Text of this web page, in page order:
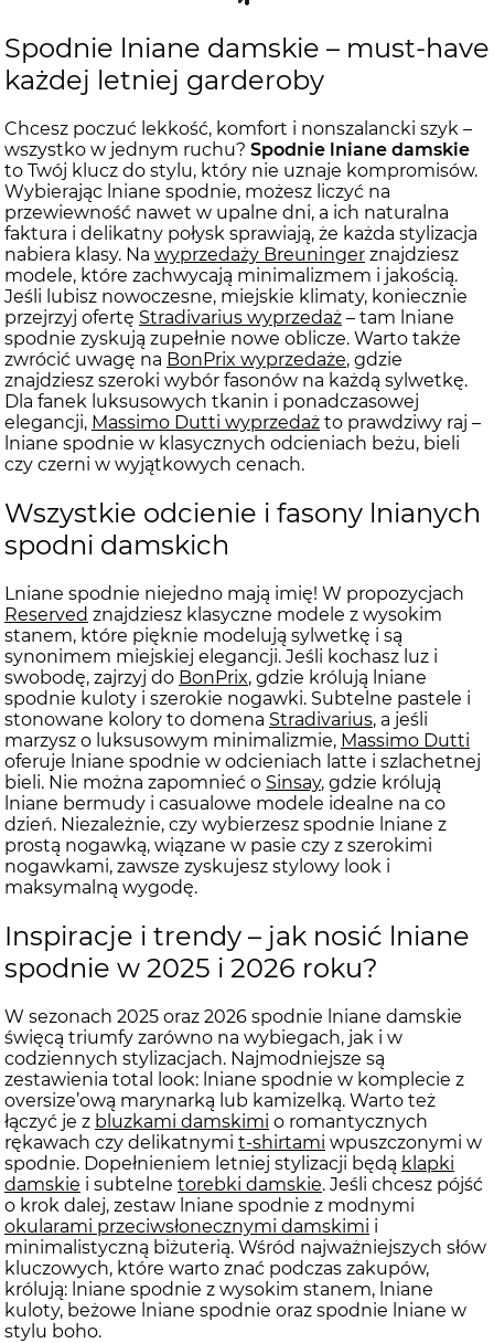
Spodnie lniane damskie – must-have
każdej letniej garderoby
Chcesz poczuć lekkość, komfort i nonszalancki szyk –
wszystko w jednym ruchu? Spodnie lniane damskie
to Twój klucz do stylu, który nie uznaje kompromisów.
Wybierając lniane spodnie, możesz liczyć na
przewiewność nawet w upalne dni, a ich naturalna
faktura i delikatny połysk sprawiają, że każda stylizacja
nabiera klasy. Na wyprzedaży Breuninger znajdziesz
modele, które zachwycają minimalizmem i jakością.
Jeśli lubisz nowoczesne, miejskie klimaty, koniecznie
przejrzyj ofertę Stradivarius wyprzedaż – tam lniane
spodnie zyskują zupełnie nowe oblicze. Warto także
zwrócić uwagę na BonPrix wyprzedaże, gdzie
znajdziesz szeroki wybór fasonów na każdą sylwetkę.
Dla fanek luksusowych tkanin i ponadczasowej
elegancji, Massimo Dutti wyprzedaż to prawdziwy raj –
lniane spodnie w klasycznych odcieniach beżu, bieli
czy czerni w wyjątkowych cenach.
Wszystkie odcienie i fasony lnianych
spodni damskich
Lniane spodnie niejedno mają imię! W propozycjach
Reserved znajdziesz klasyczne modele z wysokim
stanem, które pięknie modelują sylwetkę i są
synonimem miejskiej elegancji. Jeśli kochasz luz i
swobodę, zajrzyj do BonPrix, gdzie królują lniane
spodnie kuloty i szerokie nogawki. Subtelne pastele i
stonowane kolory to domena Stradivarius, a jeśli
marzysz o luksusowym minimalizmie, Massimo Dutti
oferuje lniane spodnie w odcieniach latte i szlachetnej
bieli. Nie można zapomnieć o Sinsay, gdzie królują
lniane bermudy i casualowe modele idealne na co
dzień. Niezależnie, czy wybierzesz spodnie lniane z
prostą nogawką, wiązane w pasie czy z szerokimi
nogawkami, zawsze zyskujesz stylowy look i
maksymalną wygodę.
Inspiracje i trendy – jak nosić lniane
spodnie w 2025 i 2026 roku?
W sezonach 2025 oraz 2026 spodnie lniane damskie
święcą triumfy zarówno na wybiegach, jak i w
codziennych stylizacjach. Najmodniejsze są
zestawienia total look: lniane spodnie w komplecie z
oversize’ową marynarką lub kamizelką. Warto też
łączyć je z bluzkami damskimi o romantycznych
rękawach czy delikatnymi t-shirtami wpuszczonymi w
spodnie. Dopełnieniem letniej stylizacji będą klapki
damskie i subtelne torebki damskie. Jeśli chcesz pójść
o krok dalej, zestaw lniane spodnie z modnymi
okularami przeciwsłonecznymi damskimi i
minimalistyczną biżuterią. Wśród najważniejszych słów
kluczowych, które warto znać podczas zakupów,
królują: lniane spodnie z wysokim stanem, lniane
kuloty, beżowe lniane spodnie oraz spodnie lniane w
stylu boho.